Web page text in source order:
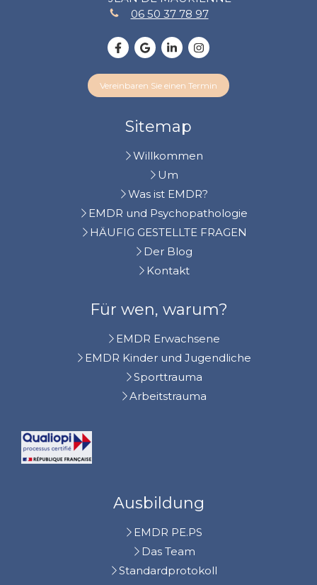
06 50 37 78 97
Vereinbaren Sie einen Termin
Sitemap
Willkommen
Um
Was ist EMDR?
EMDR und Psychopathologie
HÄUFIG GESTELLTE FRAGEN
Der Blog
Kontakt
Für wen, warum?
EMDR Erwachsene
EMDR Kinder und Jugendliche
Sporttrauma
Arbeitstrauma
Ausbildung
EMDR PE.PS
Das Team
Standardprotokoll